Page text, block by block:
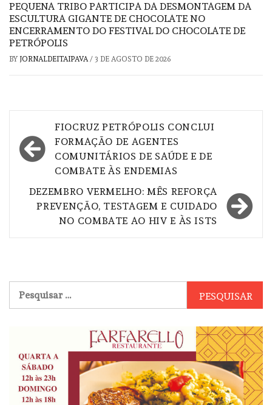
PEQUENA TRIBO PARTICIPA DA DESMONTAGEM DA
ESCULTURA GIGANTE DE CHOCOLATE NO
ENCERRAMENTO DO FESTIVAL DO CHOCOLATE DE
PETRÓPOLIS
BY JORNALDEITAIPAVA/ 3 DE AGOSTO DE 2026
Navegação
de
Post
FIOCRUZ PETRÓPOLIS CONCLUI
FORMAÇÃO DE AGENTES
COMUNITÁRIOS DE SAÚDE E DE
COMBATE ÀS ENDEMIAS
DEZEMBRO VERMELHO: MÊS REFORÇA
PREVENÇÃO, TESTAGEM E CUIDADO
NO COMBATE AO HIV E ÀS ISTS